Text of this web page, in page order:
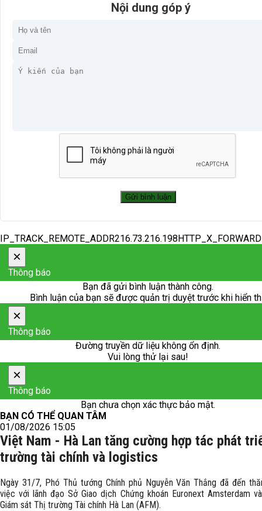
Nội dung góp ý
×
Thông báo
Bạn đã gửi bình luận thành công.
Bình luận của bạn sẽ được quản trị duyệt trước khi hiển
×
Thông báo
Đường truyền dữ liệu không ổn định.
Vui lòng thử lại sau!
×
Thông báo
Bạn chưa chọn xác thực bảo mật.
BẠN CÓ THỂ QUAN TÂM
01/08/2026 15:05
Việt Nam - Hà Lan tăng cường hợp tác phát
trường tài chính và logistics
Ngày 31/7, Phó Thủ tướng Chính phủ Nguyễn Văn Thắng đã đến
việc với lãnh đạo Sở Giao dịch Chứng khoán Euronext Amsterdam
Giám sát Thị trường Tài chính Hà Lan (AFM).